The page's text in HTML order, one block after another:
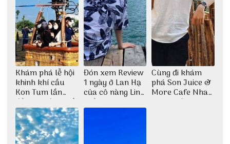
Khám phá lễ hội
khinh khí cầu
Kon Tum lần
đầu tiên được tổ
chức
Đón xem Review
1 ngày ở Lan Hạ
của cô nàng Linh
Trần
Cùng đi khám
phá Son Juice &
More Cafe Nha
Trang với anh